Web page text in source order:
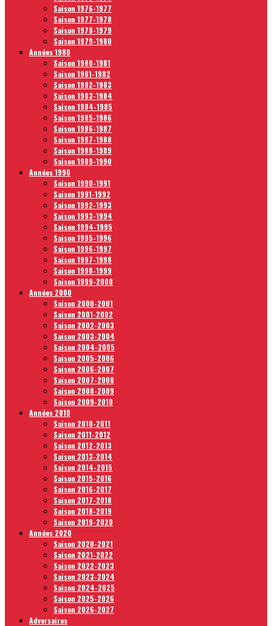
Saison 1976-1977
Saison 1977-1978
Saison 1978-1979
Saison 1979-1980
Années 1980
Saison 1980-1981
Saison 1981-1982
Saison 1982-1983
Saison 1983-1984
Saison 1984-1985
Saison 1985-1986
Saison 1986-1987
Saison 1987-1988
Saison 1988-1989
Saison 1989-1990
Années 1990
Saison 1990-1991
Saison 1991-1992
Saison 1992-1993
Saison 1993-1994
Saison 1994-1995
Saison 1995-1996
Saison 1996-1997
Saison 1997-1998
Saison 1998-1999
Saison 1999-2000
Années 2000
Saison 2000-2001
Saison 2001-2002
Saison 2002-2003
Saison 2003-2004
Saison 2004-2005
Saison 2005-2006
Saison 2006-2007
Saison 2007-2008
Saison 2008-2009
Saison 2009-2010
Années 2010
Saison 2010-2011
Saison 2011-2012
Saison 2012-2013
Saison 2013-2014
Saison 2014-2015
Saison 2015-2016
Saison 2016-2017
Saison 2017-2018
Saison 2018-2019
Saison 2019-2020
Années 2020
Saison 2020-2021
Saison 2021-2022
Saison 2022-2023
Saison 2023-2024
Saison 2024-2025
Saison 2025-2026
Saison 2026-2027
Adversaires